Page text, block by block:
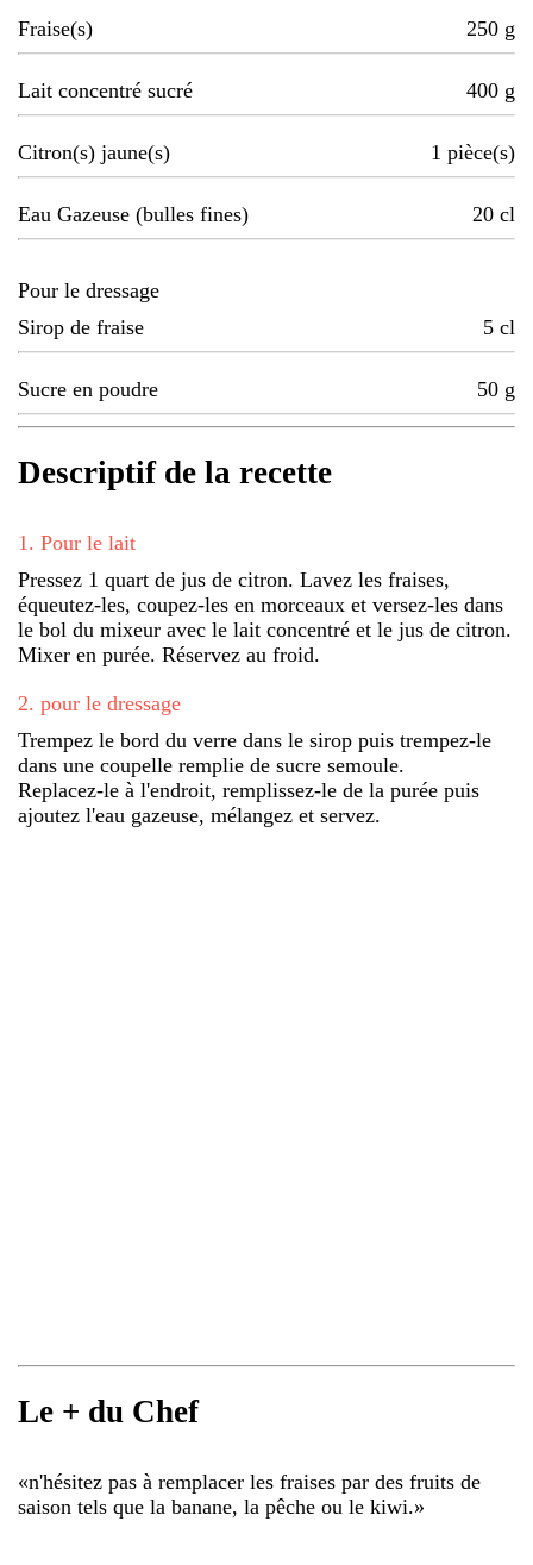
Fraise(s) 250 g
Lait concentré sucré 400 g
Citron(s) jaune(s) 1 pièce(s)
Eau Gazeuse (bulles fines) 20 cl
Pour le dressage
Sirop de fraise
5 cl
Sucre en poudre 50 g
Descriptif de la recette
1 . Pour le lait
Pressez 1 quart de jus de citron. Lavez les fraises,
équeutez-les, coupez-les en morceaux et versez-les dans
le bol du mixeur avec le lait concentré et le jus de citron.
Mixer en purée. Réservez au froid.
2. pour le dressage
Trempez le bord du verre dans le sirop puis trempez-le
dans une coupelle remplie de sucre semoule.
Replacez-le à l'endroit, remplissez-le de la purée puis
ajoutez l'eau gazeuse, mélangez et servez.
Le + du Chef
«n'hésitez pas à remplacer les fraises par des fruits de
saison tels que la banane, la pêche ou le kiwi.»